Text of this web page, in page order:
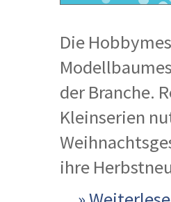
Die
der Branche.
Kleinserien
ihre